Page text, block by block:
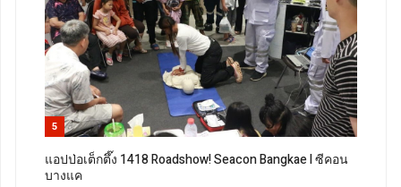
5
แอปป่อเต็กตึ๊ง 1418 Roadshow! Seacon Bangkae l ซีคอน
บางแค